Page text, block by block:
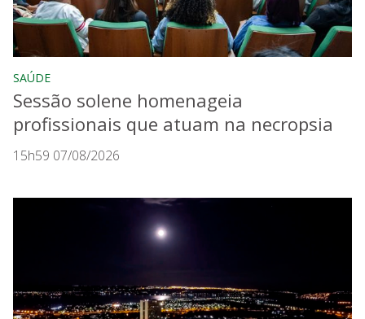
SAÚDE
Sessão solene homenageia
profissionais que atuam na necropsia
15h59 07/08/2026